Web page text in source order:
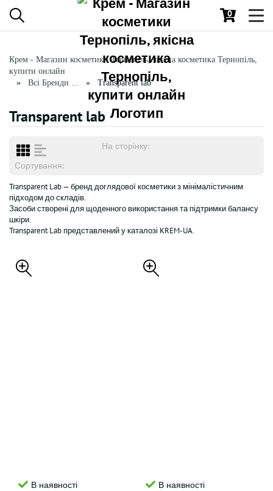
0
Крем - Магазин косметики Тернопіль, якісна косметика Тернопіль,
купити онлайн
Всі Бренди ...
Transparent lab
Transparent lab
На сторінку:
Сортування:
Transparent Lab — бренд доглядової косметики з мінімалістичним
підходом до складів.
Засоби створені для щоденного використання та підтримки балансу
шкіри.
Transparent Lab представлений у каталозі KREM-UA.
В наявності В наявності